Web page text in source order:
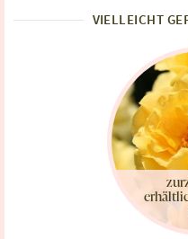
VIELLEICHT